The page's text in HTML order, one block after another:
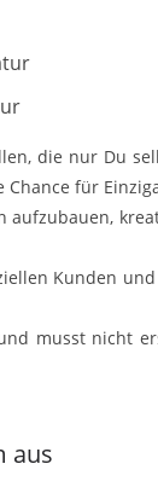
die nur Du
für
aufzubauen,
Kunden
musst nicht
aus